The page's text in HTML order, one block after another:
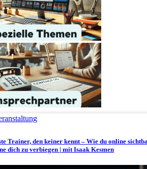
Trainer, den keiner kennt – Wie du online
dich zu verbiegen | mit Isaak Kesmen